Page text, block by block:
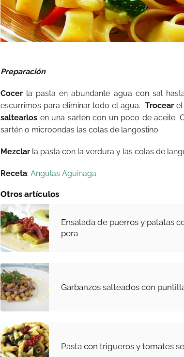
Preparación
Cocer la pasta en abundante agua con sal
escurrimos para eliminar todo el agua. Trocear
saltearlos en una sartén con un poco de aceite.
sartén o microondas las colas de langostino
Mezclar la pasta con la verdura y las colas de
Receta: Angulas Aguinaga
Otros artículos
Ensalada de puerros y patatas
pera
Garbanzos salteados con
Pasta con trigueros y tomates